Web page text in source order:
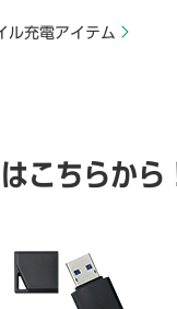
ル充電アイテム
こちらから